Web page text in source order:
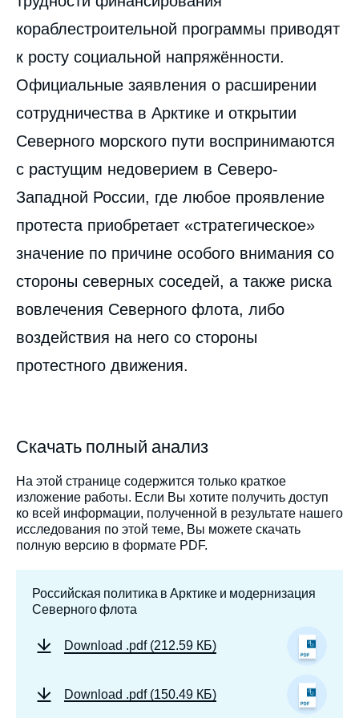
кораблестроительной программы приводят
к росту социальной напряжённости.
Официальные заявления о расширении
сотрудничества в Арктике и открытии
Северного морского пути воспринимаются
с растущим недоверием в Северо-
Западной России, где любое проявление
протеста приобретает «стратегическое»
значение по причине особого внимания со
стороны северных соседей, а также риска
вовлечения Северного флота, либо
воздействия на него со стороны
протестного движения.
Скачать полный анализ
На этой странице содержится только краткое
изложение работы. Если Вы хотите получить доступ
ко всей информации, полученной в результате нашего
исследования по этой теме, Вы можете скачать
полную версию в формате PDF.
Российская политика в Арктике и модернизация
Северного флота
Download .pdf (212.59 КБ)
Download .pdf (150.49 КБ)
Image
couverture
la
Pavel BAEV, « Российская политика в
флота », Статьи, Russie.Eurasie.Visions,
Ifri, 21 августа 2012.
Копировать